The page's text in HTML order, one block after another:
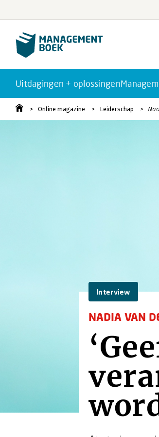
Uitdagingen + oplossingen
Online magazine Leiderschap
Interview
NADIA VAN